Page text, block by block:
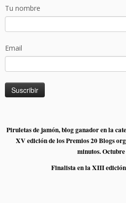
Tu nombre
Email
Piruletas de jamón, blog ganador en la
XV edición de los Premios 20 Blogs
minutos.
Finalista en la XIII